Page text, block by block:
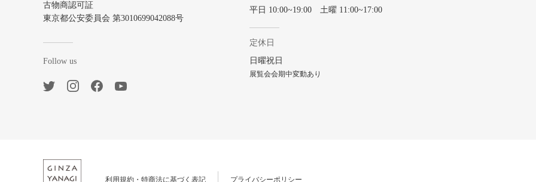
古物商認可証
東京都公安委員会 第3010699042088号
Follow us
平日 10:00~19:00 土曜 11:00~17:00
定休日
日曜祝日
展覧会会期中変動あり
利用規約・特商法に基づく表記 プライバシーポリシー